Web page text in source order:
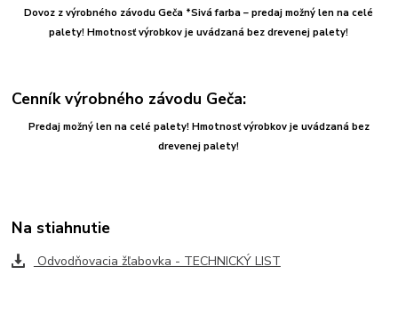
Dovoz z výrobného závodu Geča *Sivá farba – predaj možný len na celé
palety!Hmotnosť výrobkov je uvádzaná bez drevenej palety!
Cenník výrobného závodu Geča:
Predaj možný len na celé palety! Hmotnosť výrobkov je uvádzaná bez
drevenej palety!
Na stiahnutie
Odvodňovacia žľabovka - TECHNICKÝ LIST